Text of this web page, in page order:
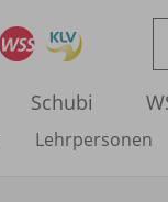
Schubi
Lehrpersonen